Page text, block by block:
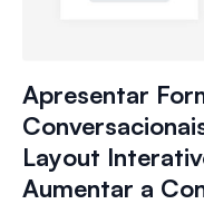
Apresentar
Layout
Aumentar a